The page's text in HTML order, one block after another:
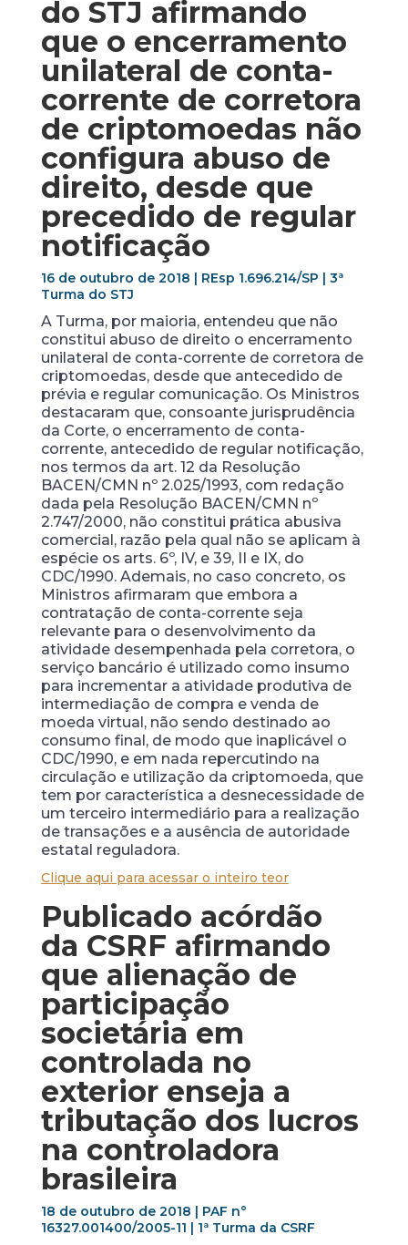
do STJ afirmando
que o encerramento
unilateral de conta-
corrente de corretora
de criptomoedas não
configura abuso de
direito, desde que
precedido de regular
notificação
16 de outubro de 2018 | REsp 1.696.214/SP | 3ª
Turma do STJ
A Turma, por maioria, entendeu que não
constitui abuso de direito o encerramento
unilateral de conta-corrente de corretora de
criptomoedas, desde que antecedido de
prévia e regular comunicação. Os Ministros
destacaram que, consoante jurisprudência
da Corte, o encerramento de conta-
corrente, antecedido de regular notificação,
nos termos da art. 12 da Resolução
BACEN/CMN nº 2.025/1993, com redação
dada pela Resolução BACEN/CMN nº
2.747/2000, não constitui prática abusiva
comercial, razão pela qual não se aplicam à
espécie os arts. 6º, IV, e 39, II e IX, do
CDC/1990. Ademais, no caso concreto, os
Ministros afirmaram que embora a
contratação de conta-corrente seja
relevante para o desenvolvimento da
atividade desempenhada pela corretora, o
serviço bancário é utilizado como insumo
para incrementar a atividade produtiva de
intermediação de compra e venda de
moeda virtual, não sendo destinado ao
consumo final, de modo que inaplicável o
CDC/1990, e em nada repercutindo na
circulação e utilização da criptomoeda, que
tem por característica a desnecessidade de
um terceiro intermediário para a realização
de transações e a ausência de autoridade
estatal reguladora.
Clique aqui para acessar o inteiro teor
Publicado acórdão
da CSRF afirmando
que alienação de
participação
societária em
controlada no
exterior enseja a
tributação dos lucros
na controladora
brasileira
18 de outubro de 2018 | PAF n°
16327.001400/2005-11 | 1ª Turma da CSRF